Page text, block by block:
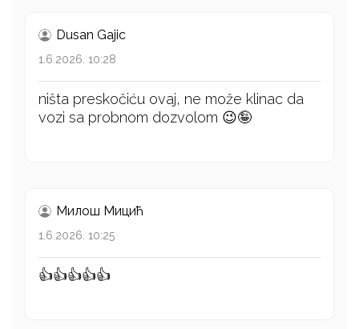
Dusan Gajic
1.6.2026. 10:28
ništa preskočiću ovaj, ne može klinac da
vozi sa probnom dozvolom 😉🤪
Милош Mицић
1.6.2026. 10:25
👍👍👍👍👍